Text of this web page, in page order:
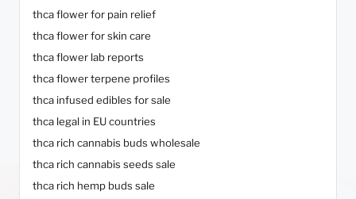
thca flower for pain relief
thca flower for skin care
thca flower lab reports
thca flower terpene profiles
thca infused edibles for sale
thca legal in EU countries
thca rich cannabis buds wholesale
thca rich cannabis seeds sale
thca rich hemp buds sale